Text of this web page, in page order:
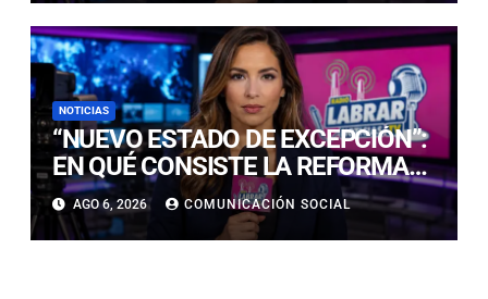
NOTICIAS
“NUEVO ESTADO DE EXCEPCIÓN”:
EN QUÉ CONSISTE LA REFORMA
CONSTITUCIONAL PRESENTE EN
LAS MEDIDAS QUE ANUNCIÓ EL
GOBIERNO
AGO 6, 2026 COMUNICACIÓN SOCIAL